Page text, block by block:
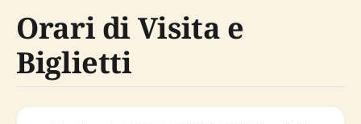
Orari di Visita e
Biglietti